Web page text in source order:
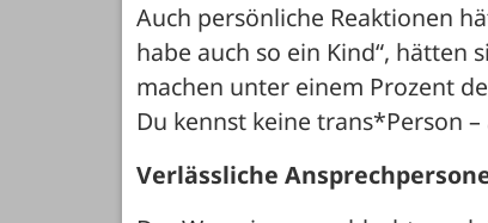
Auch persönliche Reaktionen
habe auch so ein Kind“, hätten
machen unter einem Prozent
Du kennst keine trans*Person
Verlässliche